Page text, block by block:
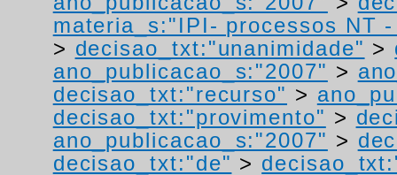
materia_s:"IPI- processos NT
> decisao_txt:"unanimidade" >
ano_publicacao_s:"2007" >
decisao_txt:"recurso" >
decisao_txt:"provimento" >
ano_publicacao_s:"2007" >
decisao_txt:"de" >